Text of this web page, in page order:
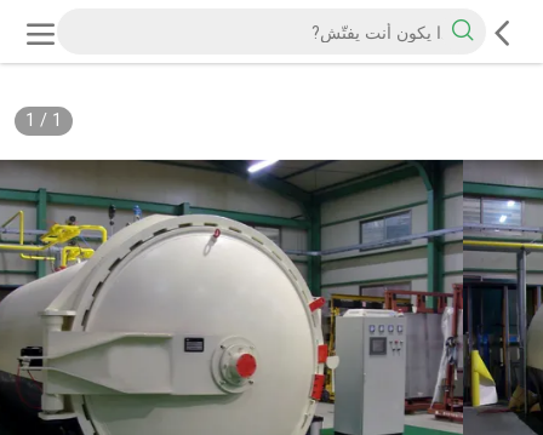
1
/
1